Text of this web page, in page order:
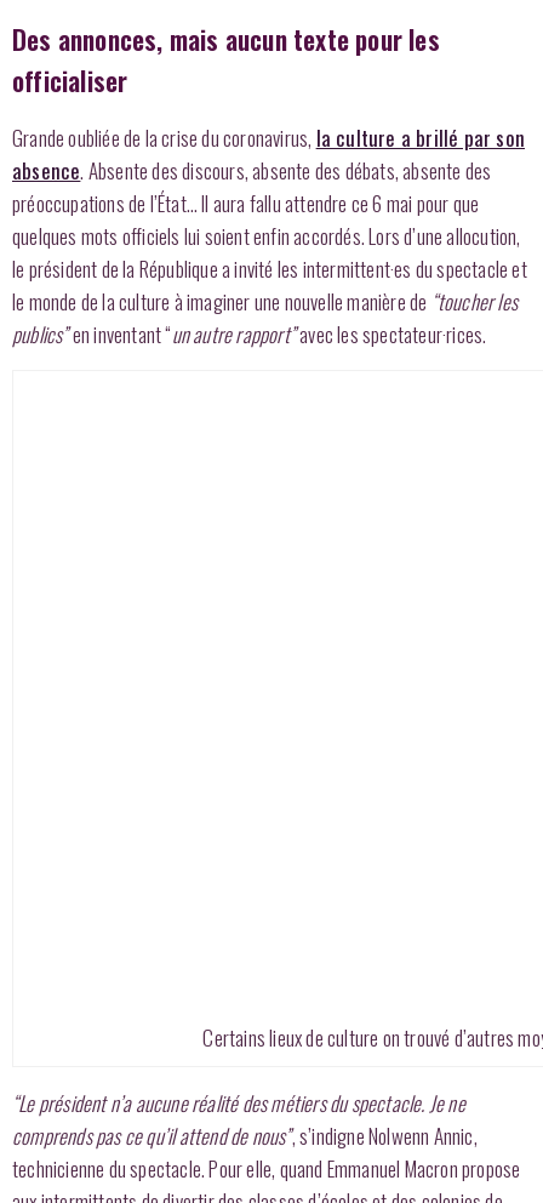
Des annonces, mais aucun texte pour les
officialiser
Grande oubliée de la crise du coronavirus, la culture a brillé par son
absence. Absente des discours, absente des débats, absente des
préoccupations de l’État… Il aura fallu attendre ce 6 mai pour que
quelques mots officiels lui soient enfin accordés. Lors d’une allocution,
le président de la République a invité les intermittent·es du spectacle et
le monde de la culture à imaginer une nouvelle manière de “toucher les
publics”en inventant “un autre rapport”avec les spectateur·rices.
Certains lieux de culture on trouvé d’autres
“Le président n’a aucune réalité des métiers du spectacle. Je ne
comprends pas ce qu’il attend de nous”, s’indigne Nolwenn Annic,
technicienne du spectacle. Pour elle, quand Emmanuel Macron propose